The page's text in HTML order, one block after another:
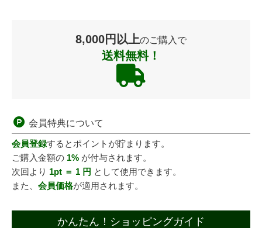
8,000円以上のご購入で
送料無料！
会員特典について
会員登録するとポイントが貯まります。
ご購入金額の 1% が付与されます。
次回より 1pt ＝ 1 円 として使用できます。
また、 会員価格が適用されます。
かんたん！ショッピングガイド